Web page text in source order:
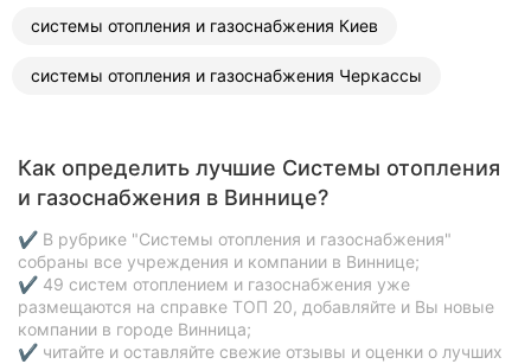
системы отопления и газоснабжения Киев
системы отопления и газоснабжения Черкассы
Как определить лучшие Системы отопления
и газоснабжения в Виннице?
✔ В рубрике "Системы отопления и газоснабжения"
собраны все учреждения и компании в Виннице;
✔ 49 систем отоплением и газоснабжения уже
размещаются на справке ТОП 20, добавляйте и Вы новые
компании в городе Винница;
✔ читайте и оставляйте свежие отзывы и оценки о лучших